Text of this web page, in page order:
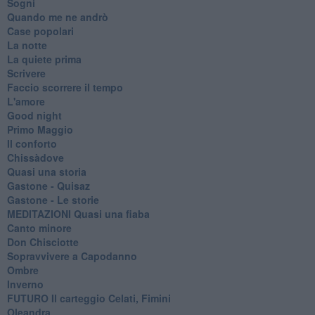
Quando me ne andrò
Case popolari
La notte
La quiete prima
Scrivere
Faccio scorrere il tempo
L'amore
Good night
Primo Maggio
Il conforto
Chissàdove
Quasi una storia
Gastone - Quisaz
Gastone - Le storie
MEDITAZIONI Quasi una fiaba
Canto minore
Don Chisciotte
Sopravvivere a Capodanno
Ombre
Inverno
FUTURO Il carteggio Celati, Fimini
Oleandra